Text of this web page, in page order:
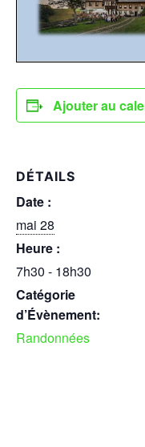
Ajouter au
DÉTAILS
Date :
mai 28
Heure :
7h30 - 18h30
Catégorie
d’Évènement:
Randonnées